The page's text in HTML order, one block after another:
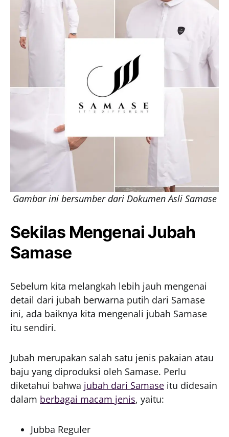
Gambar ini bersumber dari Dokumen Asli Samase
Sekilas Mengenai Jubah
Samase
Sebelum kita melangkah lebih jauh mengenai
detail dari jubah berwarna putih dari Samase
ini, ada baiknya kita mengenali jubah Samase
itu sendiri.
Jubah merupakan salah satu jenis pakaian atau
baju yang diproduksi oleh Samase. Perlu
diketahui bahwa jubah dari Samase itu didesain
dalam berbagai macam jenis, yaitu:
Jubba Reguler